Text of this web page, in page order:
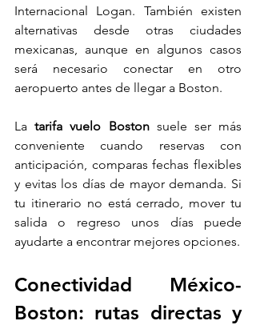
Internacional Logan. También existen
alternativas desde otras ciudades
mexicanas, aunque en algunos casos
será necesario conectar en otro
aeropuerto antes de llegar a Boston.
La tarifa vuelo Boston suele ser más
conveniente cuando reservas con
anticipación, comparas fechas flexibles
y evitas los días de mayor demanda. Si
tu itinerario no está cerrado, mover tu
salida o regreso unos días puede
ayudarte a encontrar mejores opciones.
Conectividad México-
Boston: rutas directas y